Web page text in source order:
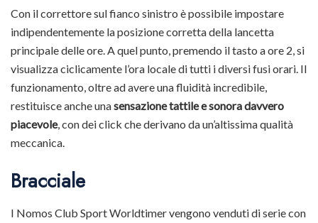
Con il correttore sul fianco sinistro è possibile impostare
indipendentemente la posizione corretta della lancetta
principale delle ore. A quel punto, premendo il tasto a ore 2, si
visualizza ciclicamente l’ora locale di tutti i diversi fusi orari. Il
funzionamento, oltre ad avere una fluidità incredibile,
restituisce anche unasensazione tattile e sonora davvero
piacevole, con dei click che derivano da un’altissima qualità
meccanica.
Bracciale
I Nomos Club Sport Worldtimer vengono venduti di serie con